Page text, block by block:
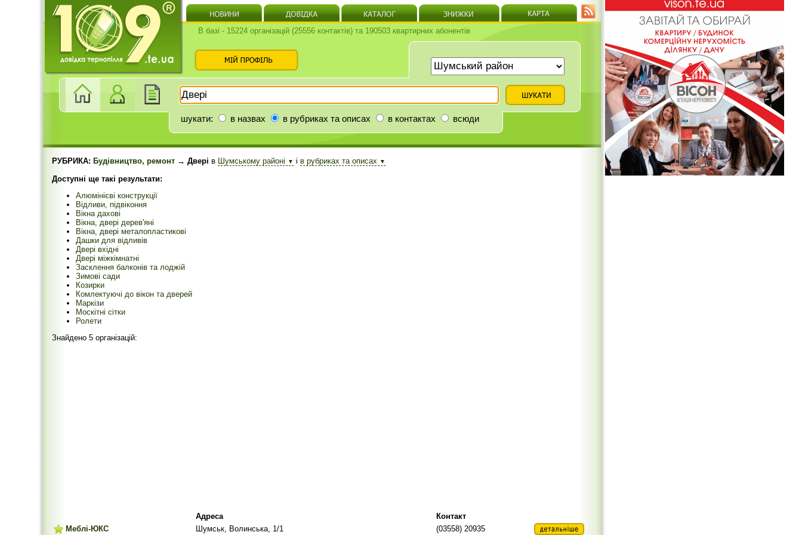
В базі - 15224 організацій (25556 контактів) та 190503 квартирних абонентів
шукати: в назвах в рубриках та описах в контактах всюди
РУБРИКА: Будівництво, ремонт → Двері в Шумському районі ▼ і в рубриках та описах ▼
Доступні ще такі результати:
Алюмінієві конструкції
Відливи, підвіконня
Вікна дахові
Вікна, двері дерев'яні
Вікна, двері металопластикові
Дашки для відливів
Двері вхідні
Двері міжкімнатні
Засклення балконів та лоджій
Зимові сади
Козирки
Комлектуючі до вікон та дверей
Маркізи
Москітні сітки
Ролети
Знайдено 5 організацій:
Адреса
Контакт
Меблі-ЮКС
Шумськ, Волинська, 1/1 (03558) 20935